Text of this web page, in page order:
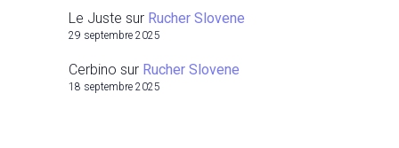
Le Juste sur Rucher Slovene
29 septembre 2025
Cerbino sur Rucher Slovene
18 septembre 2025